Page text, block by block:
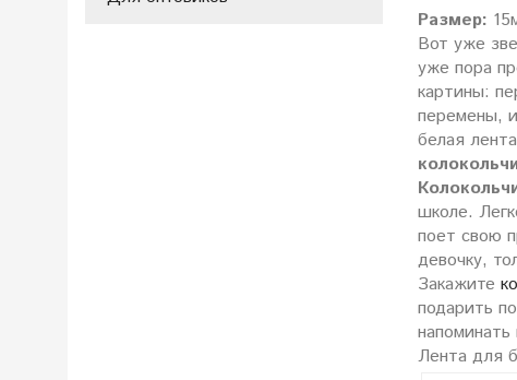
Размер:
Вот уже
уже пора
картины:
перемены,
белая
школе.
поет свою
девочку,
Закажите
подарить
Лента для